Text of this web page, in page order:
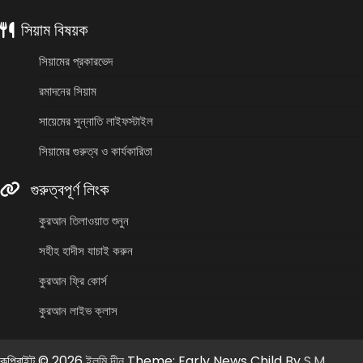
সিয়াম বিষয়ক
সিয়ামের প্রকারভেদ
রমাদনের সিয়াম
সায়েমের সুন্নাতি লাইফস্টাইল
সিয়ামের গুরুত্ব ও কার্যকারিতা
গুরুত্বপূর্ণ লিংক
কুরআন তিলাওয়াত শুনুন
সহীহ হাদীস যাচাই করুন
কুরআন ফ্রি কোর্স
কুরআন লাইভ ক্লাস